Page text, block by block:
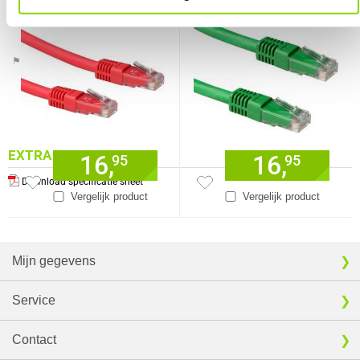
Verkrijgbaar sinds
Juni 2016
⚑ Fout melden
EXTRA INFORMATIE
Download specificatie sheet
Vergelijk product
16,95
Vergelijk product
16,95
Mijn gegevens
Service
Contact